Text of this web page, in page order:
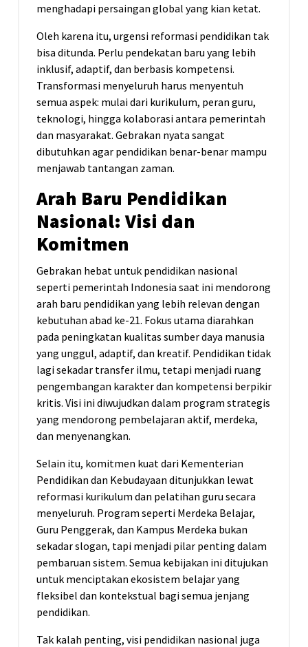
menghadapi persaingan global yang kian ketat.
Oleh karena itu, urgensi reformasi pendidikan tak
bisa ditunda. Perlu pendekatan baru yang lebih
inklusif, adaptif, dan berbasis kompetensi.
Transformasi menyeluruh harus menyentuh
semua aspek: mulai dari kurikulum, peran guru,
teknologi, hingga kolaborasi antara pemerintah
dan masyarakat. Gebrakan nyata sangat
dibutuhkan agar pendidikan benar-benar mampu
menjawab tantangan zaman.
Arah Baru Pendidikan
Nasional: Visi dan
Komitmen
Gebrakan hebat untuk pendidikan nasional
seperti pemerintah Indonesia saat ini mendorong
arah baru pendidikan yang lebih relevan dengan
kebutuhan abad ke-21. Fokus utama diarahkan
pada peningkatan kualitas sumber daya manusia
yang unggul, adaptif, dan kreatif. Pendidikan tidak
lagi sekadar transfer ilmu, tetapi menjadi ruang
pengembangan karakter dan kompetensi berpikir
kritis. Visi ini diwujudkan dalam program strategis
yang mendorong pembelajaran aktif, merdeka,
dan menyenangkan.
Selain itu, komitmen kuat dari Kementerian
Pendidikan dan Kebudayaan ditunjukkan lewat
reformasi kurikulum dan pelatihan guru secara
menyeluruh. Program seperti Merdeka Belajar,
Guru Penggerak, dan Kampus Merdeka bukan
sekadar slogan, tapi menjadi pilar penting dalam
pembaruan sistem. Semua kebijakan ini ditujukan
untuk menciptakan ekosistem belajar yang
fleksibel dan kontekstual bagi semua jenjang
pendidikan.
Tak kalah penting, visi pendidikan nasional juga